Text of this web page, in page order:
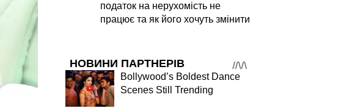
податок на нерухомість не
працює та як його хочуть змінити
НОВИНИ ПАРТНЕРІВ
Bollywood’s Boldest Dance
Scenes Still Trending